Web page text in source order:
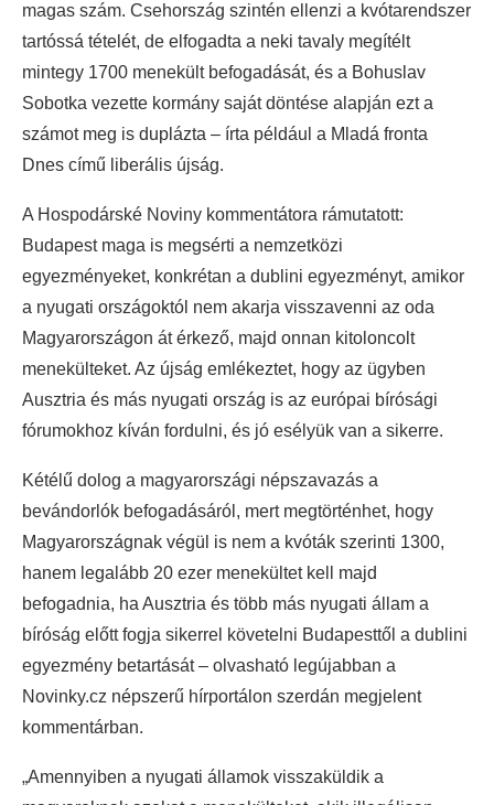
magas szám. Csehország szintén ellenzi a kvótarendszer
tartóssá tételét, de elfogadta a neki tavaly megítélt
mintegy 1700 menekült befogadását, és a Bohuslav
Sobotka vezette kormány saját döntése alapján ezt a
számot meg is duplázta – írta például a Mladá fronta
Dnes című liberális újság.
A Hospodárské Noviny kommentátora rámutatott:
Budapest maga is megsérti a nemzetközi
egyezményeket, konkrétan a dublini egyezményt, amikor
a nyugati országoktól nem akarja visszavenni az oda
Magyarországon át érkező, majd onnan kitoloncolt
menekülteket. Az újság emlékeztet, hogy az ügyben
Ausztria és más nyugati ország is az európai bírósági
fórumokhoz kíván fordulni, és jó esélyük van a sikerre.
Kétélű dolog a magyarországi népszavazás a
bevándorlók befogadásáról, mert megtörténhet, hogy
Magyarországnak végül is nem a kvóták szerinti 1300,
hanem legalább 20 ezer menekültet kell majd
befogadnia, ha Ausztria és több más nyugati állam a
bíróság előtt fogja sikerrel követelni Budapesttől a dublini
egyezmény betartását – olvasható legújabban a
Novinky.cz népszerű hírportálon szerdán megjelent
kommentárban.
„Amennyiben a nyugati államok visszaküldik a